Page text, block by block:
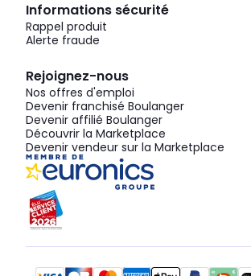
Informations sécurité
Rappel produit
Alerte fraude
Rejoignez-nous
Nos offres d'emploi
Devenir franchisé Boulanger
Devenir affilié Boulanger
Découvrir la Marketplace
Devenir vendeur sur la Marketplace